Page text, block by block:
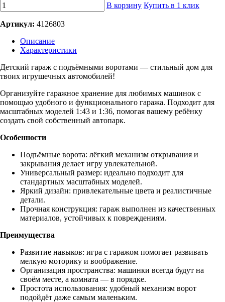
В корзину Купить в 1 клик
Артикул: 4126803
Описание
Характеристики
Детский гараж с подъёмными воротами — стильный дом для
твоих игрушечных автомобилей!
Организуйте гаражное хранение для любимых машинок с
помощью удобного и функционального гаража. Подходит для
масштабных моделей 1:43 и 1:36, помогая вашему ребёнку
создать свой собственный автопарк.
Особенности
Подъёмные ворота: лёгкий механизм открывания и
закрывания делает игру увлекательной.
Универсальный размер: идеально подходит для
стандартных масштабных моделей.
Яркий дизайн: привлекательные цвета и реалистичные
детали.
Прочная конструкция: гараж выполнен из качественных
материалов, устойчивых к повреждениям.
Преимущества
Развитие навыков: игра с гаражом помогает развивать
мелкую моторику и воображение.
Организация пространства: машинки всегда будут на
своём месте, а комната — в порядке.
Простота использования: удобный механизм ворот
подойдёт даже самым маленьким.